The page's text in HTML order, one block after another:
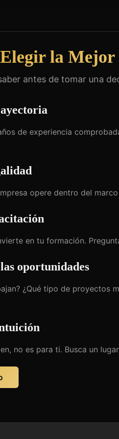
la Mejor
antes de tomar una
de experiencia
opere dentro del
en tu formación.
oportunidades
¿Qué tipo de proyectos
no es para ti. Busca un